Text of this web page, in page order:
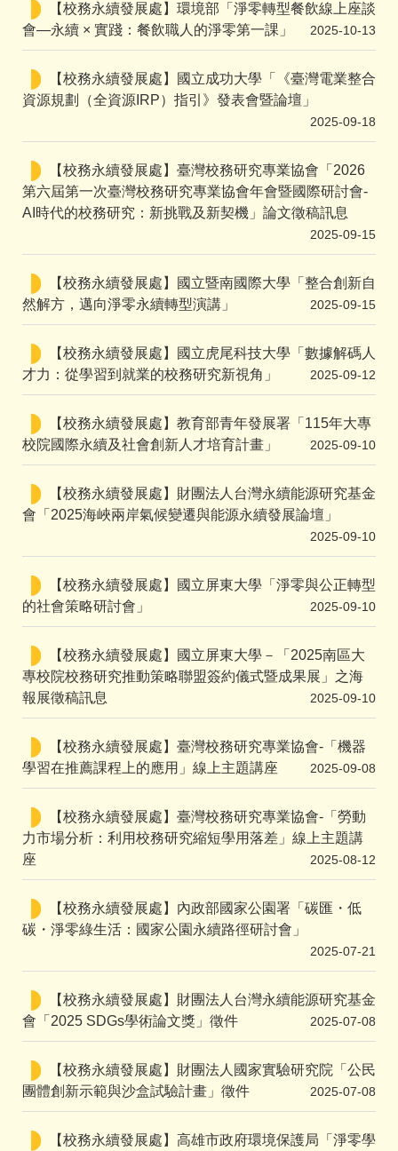
【校務永續發展處】環境部「淨零轉型餐飲線上座談
會—永續 × 實踐：餐飲職人的淨零第一課」
2025-10-13
【校務永續發展處】國立成功大學「《臺灣電業整合
資源規劃（全資源IRP）指引》發表會暨論壇」
2025-09-18
【校務永續發展處】臺灣校務研究專業協會「2026
第六屆第一次臺灣校務研究專業協會年會暨國際研討會-
AI時代的校務研究：新挑戰及新契機」論文徵稿訊息
2025-09-15
【校務永續發展處】國立暨南國際大學「整合創新自
然解方，邁向淨零永續轉型演講」
2025-09-15
【校務永續發展處】國立虎尾科技大學「數據解碼人
才力：從學習到就業的校務研究新視角」
2025-09-12
【校務永續發展處】教育部青年發展署「115年大專
校院國際永續及社會創新人才培育計畫」
2025-09-10
【校務永續發展處】財團法人台灣永續能源研究基金
會「2025海峽兩岸氣候變遷與能源永續發展論壇」
2025-09-10
【校務永續發展處】國立屏東大學「淨零與公正轉型
的社會策略研討會」
2025-09-10
【校務永續發展處】國立屏東大學－「2025南區大
專校院校務研究推動策略聯盟簽約儀式暨成果展」之海
報展徵稿訊息
2025-09-10
【校務永續發展處】臺灣校務研究專業協會-「機器
學習在推薦課程上的應用」線上主題講座
2025-09-08
【校務永續發展處】臺灣校務研究專業協會-「勞動
力市場分析：利用校務研究縮短學用落差」線上主題講
座
2025-08-12
【校務永續發展處】內政部國家公園署「碳匯・低
碳・淨零綠生活：國家公園永續路徑研討會」
2025-07-21
【校務永續發展處】財團法人台灣永續能源研究基金
會「2025 SDGs學術論文獎」徵件
2025-07-08
【校務永續發展處】財團法人國家實驗研究院「公民
團體創新示範與沙盒試驗計畫」徵件
2025-07-08
【校務永續發展處】高雄市政府環境保護局「淨零學